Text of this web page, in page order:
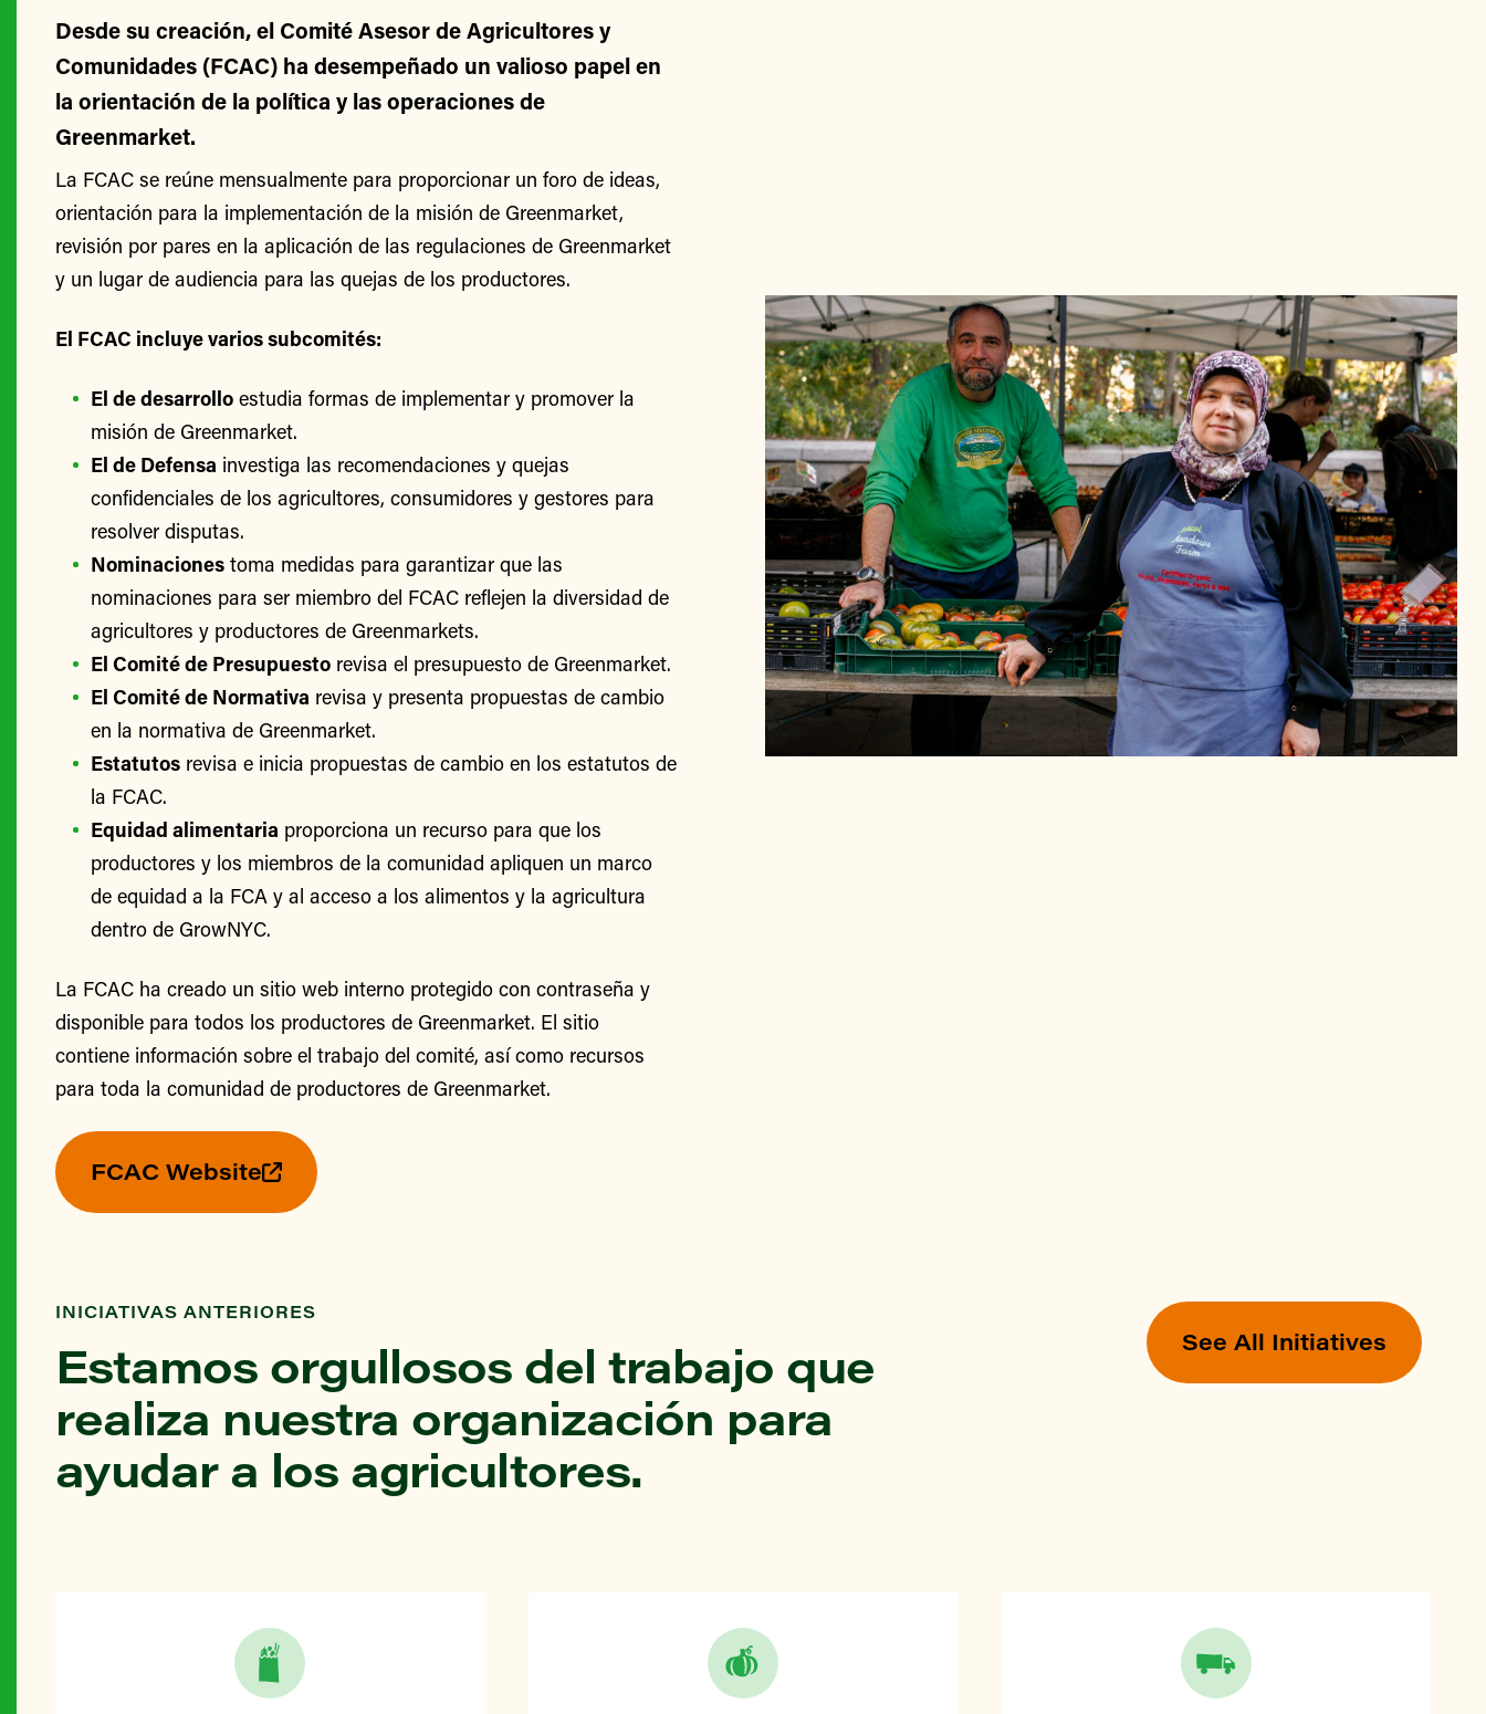
Desde su creación, el Comité Asesor de Agricultores y
Comunidades (FCAC) ha desempeñado un valioso papel en
la orientación de la política y las operaciones de
Greenmarket.
La FCAC se reúne mensualmente para proporcionar un foro de ideas,
orientación para la implementación de la misión de Greenmarket,
revisión por pares en la aplicación de las regulaciones de Greenmarket
y un lugar de audiencia para las quejas de los productores.
El FCAC incluye varios subcomités:
El de desarrollo estudia formas de implementar y promover la
misión de Greenmarket.
El de Defensa investiga las recomendaciones y quejas
confidenciales de los agricultores, consumidores y gestores para
resolver disputas.
Nominaciones toma medidas para garantizar que las
nominaciones para ser miembro del FCAC reflejen la diversidad de
agricultores y productores de Greenmarkets.
El Comité de Presupuesto revisa el presupuesto de Greenmarket.
El Comité de Normativa revisa y presenta propuestas de cambio
en la normativa de Greenmarket.
Estatutos revisa e inicia propuestas de cambio en los estatutos de
la FCAC.
Equidad alimentaria proporciona un recurso para que los
productores y los miembros de la comunidad apliquen un marco
de equidad a la FCA y al acceso a los alimentos y la agricultura
dentro de GrowNYC.
La FCAC ha creado un sitio web interno protegido con contraseña y
disponible para todos los productores de Greenmarket. El sitio
contiene información sobre el trabajo del comité, así como recursos
para toda la comunidad de productores de Greenmarket.
FCAC Website
INICIATIVAS ANTERIORES
Estamos orgullosos del trabajo que
realiza nuestra organización para
ayudar a los agricultores.
See All Initiatives